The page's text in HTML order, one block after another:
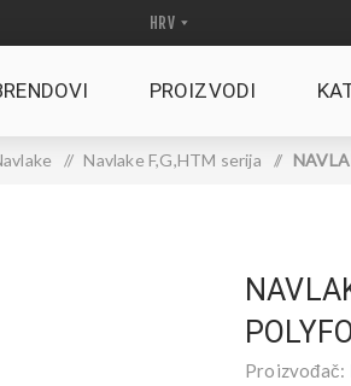
PROIZVODI
/ Navlake F,G,HTM serija /
Proizvođač: